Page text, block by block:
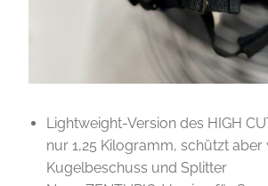
Lightweight-Version des HIGH
nur 1,25 Kilogramm, schützt
Kugelbeschuss und Splitter